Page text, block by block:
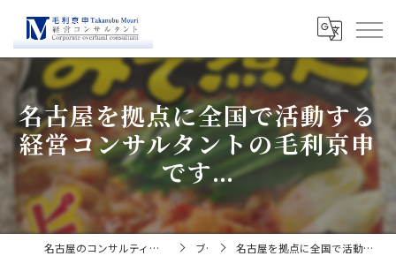
名古屋を拠点に全国で活動する
経営コンサルタントの毛利京申
です...
名古屋のコンサルティングなら経営コンサルタント毛利京申 ブログ 名古屋を拠点に全国で活動する経営コンサルタントの毛利京申です...